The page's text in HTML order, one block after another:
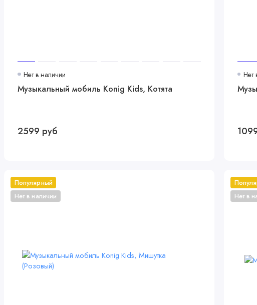
Нет в наличии
Музыкальный мобиль Konig Kids, Котята
2599 руб
Нет
Популярный
Нет в наличии
Нет в